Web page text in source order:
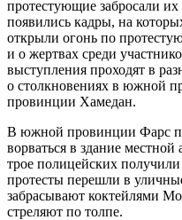
протестующие забросали
появились кадры, на
открыли огонь по
и о жертвах среди
выступления проходят в
о столкновениях в южной
провинции Хамедан.
В южной провинции Фарс
ворваться в здание
трое полицейских
протесты перешли в
забрасывают коктейлями
стреляют по толпе.